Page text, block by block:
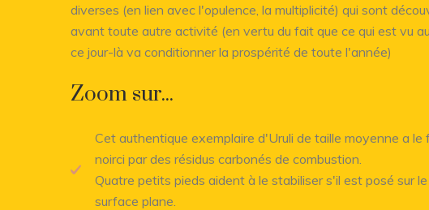
diverses (en lien avec l'opulence, la multiplicité) qui sont
avant toute autre activité (en vertu du fait que ce qui est vu
ce jour-là va conditionner la prospérité de toute l'année)
Zoom sur...
Cet authentique exemplaire d'Uruli de taille moyenne a le
noirci par des résidus carbonés de combustion.
Quatre petits pieds aident à le stabiliser s'il est posé sur le
surface plane.